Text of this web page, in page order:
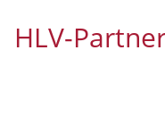
HLV-